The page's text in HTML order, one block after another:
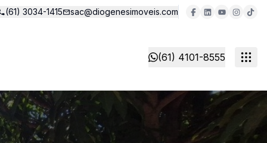
(61) 3034-1415 sac@diogenesimoveis.com
(61) 4101-8555